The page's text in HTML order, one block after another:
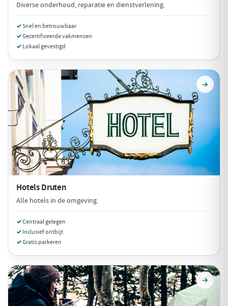
Diverse onderhoud, reparatie en dienstverlening.
Snel en betrouwbaar
Gecertificeerde vakmensen
Lokaal gevestigd
HotelsDruten
Alle hotels in de omgeving.
Centraal gelegen
Inclusief ontbijt
Gratis parkeren